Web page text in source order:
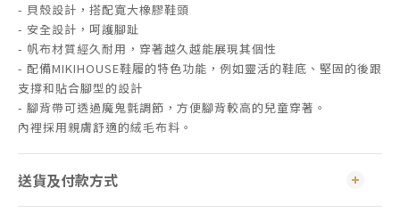
- 貝殼設計，搭配寬大橡膠鞋頭
- 安全設計，呵護腳趾
- 帆布材質經久耐用，穿著越久越能展現其個性
- 配備MIKIHOUSE鞋履的特色功能，例如靈活的鞋底、堅固的後跟
支撐和貼合腳型的設計
- 腳背帶可透過魔鬼氈調節，方便腳背較高的兒童穿著。
內裡採用親膚舒適的絨毛布料。
送貨及付款方式